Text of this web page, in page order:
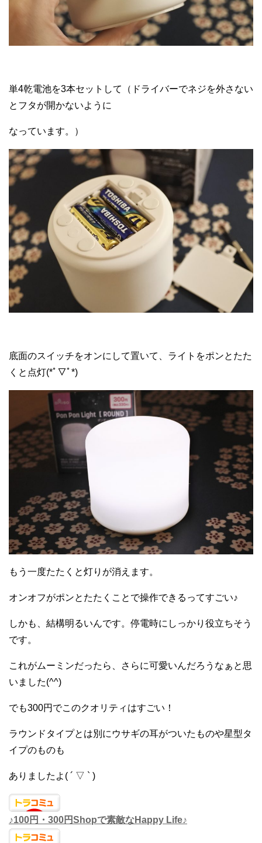
単4乾電池を3本セットして（ドライバーでネジを外さない
とフタが開かないように
なっています。）
底面のスイッチをオンにして置いて、ライトをポンとたた
くと点灯(*ﾟ▽ﾟ*)
もう一度たたくと灯りが消えます。
オンオフがポンとたたくことで操作できるってすごい♪
しかも、結構明るいんです。停電時にしっかり役立ちそう
です。
これがムーミンだったら、さらに可愛いんだろうなぁと思
いました(^^)
でも300円でこのクオリティはすごい！
ラウンドタイプとは別にウサギの耳がついたものや星型タ
イプのものも
ありましたよ( ´ ▽ ` )
♪100円・300円Shopで素敵なHappy Life♪